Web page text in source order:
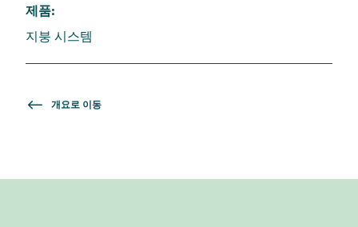
제품:
지붕 시스템
개요로 이동